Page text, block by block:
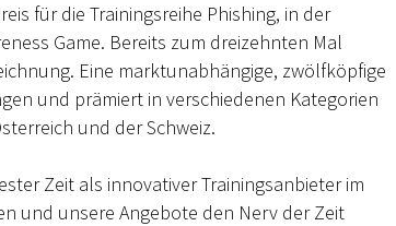
für die Trainingsreihe Phishing, in der
Game. Bereits zum dreizehnten Mal
Eine marktunabhängige, zwölfköpfige
und prämiert in verschiedenen Kategorien
und der Schweiz.
Zeit als innovativer Trainingsanbieter im
und unsere Angebote den Nerv der Zeit